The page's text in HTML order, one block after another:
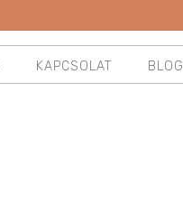
KAPCSOLAT BLOG